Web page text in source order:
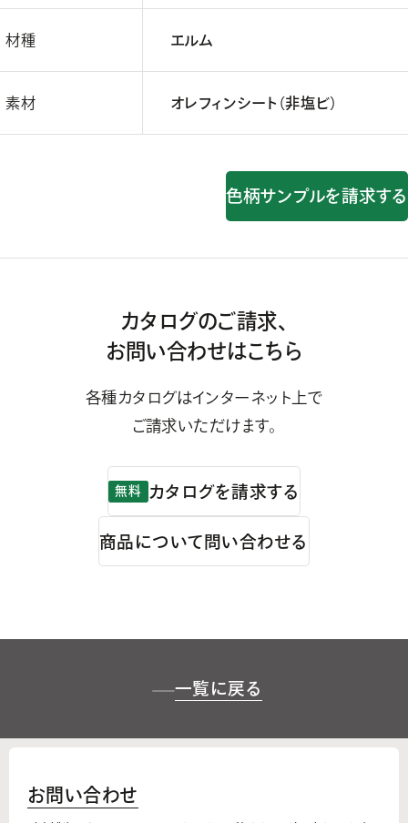
材種 エルム
素材 オレフィンシート（非塩ビ）
色柄サンプルを請求する
カタログのご請求、
お問い合わせはこちら
各種カタログはインターネット上で
ご請求いただけます。
無料 カタログを請求する
商品について問い合わせる
一覧に戻る
お問い合わせ